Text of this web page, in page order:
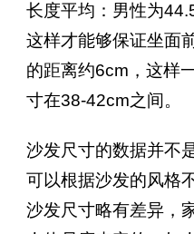
长度平均：男性为
这样才能够保证坐面
的距离约6cm，这样
寸在38-42cm之间。
沙发尺寸的数据并不
可以根据沙发的风格
沙发尺寸略有差异，